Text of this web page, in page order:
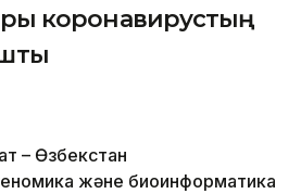
коронавирустың
– Өзбекстан
және биоинформатика